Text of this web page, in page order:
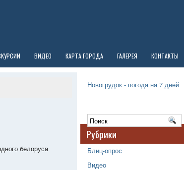
ВИДЕО КАРТА ГОРОДА ГАЛЕРЕЯ КОНТАКТЫ
Новогрудок - погода на 7 дней
Рубрики
Блиц-опрос
Видео